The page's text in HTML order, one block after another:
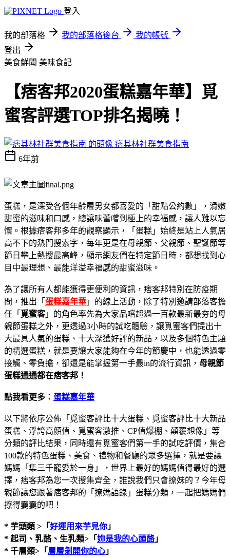
登入
我的部落格 我的部落格後台
我的帳號
登出
美食鮮聞 美味食記
【痞客邦2020蛋糕嘉年華】覓
蜜客評選TOP排名揭曉！
痞其林社群美食指南
6年前
蛋糕，是深受各個年齡層男女都喜愛的「甜點公約數」，滑嫩
甜蜜的滋味和口感，總讓味蕾嚐到極上的幸福感，讓人難以忘
懷。根據痞客邦多年的觀察顯示，「蛋糕」始終是站上人氣居
高不下的熱門搜索字，每年更是在母親節、父親節、聖誕節等
節日攀上熱搜最高峰，顯示網友們在特定節日時，都想找到心
目中最理想、最能洋溢幸福感的甜蜜滋味。
為了讓所有人都能獲得更便利的資訊，痞客邦特別在防疫期
間，推出「 蛋糕嘉年華 」的線上活動，除了特別邀請部落客擔
任「 覓蜜客」的角色率先為大家品嚐超過一百款最新最夯的母
親節蛋糕之外，更透過3小時的試吃體驗，讓覓蜜客們提出十
大最具人氣的蛋糕、十大深獲好評的新品，以及多個特色主題
的精選蛋糕，就是要讓大家能夠在今年的節慶中，也能透過零
接觸、零負擔，卻還是能掌握第一手最in的流行資訊， 母親節
蛋糕通通都在痞客邦！
點我看更多： 蛋糕嘉年華
以下將依序公佈「覓蜜客評比十大蛋糕、覓蜜客評比十大新品
蛋糕、浮誇高顏值、覓蜜客激推、CP值爆棚、顛覆想像」等
分類的評比結果，同時還有覓蜜客們第一手的試吃評價，集合
100款的特色蛋糕、美食、禮物和餐廳的眾多選擇，就是要讓
媽媽「集三千寵愛於一身」，世界上最好的媽媽值得最好的選
擇，痞客邦為您一次搜集齊全，誰說我們只會撩妹的？今年母
親節讓您跟著痞客邦的「撩媽語錄」蛋糕分類，一起把媽媽們
撩得嫑嫑的吧！
* 芋頭類 >「好運用來芋見你 」
* 起司、乳酪、生乳類>「妳是我的心頭酪」
* 千層類>「 層層剝開你的心 」